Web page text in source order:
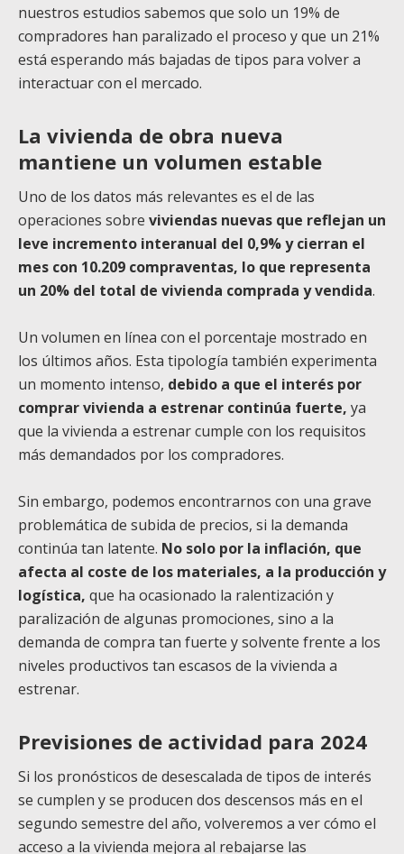
nuestros estudios sabemos que solo un 19% de
compradores han paralizado el proceso y que un 21%
está esperando más bajadas de tipos para volver a
interactuar con el mercado.
La vivienda de obra nueva
mantiene un volumen estable
Uno de los datos más relevantes es el de las
operaciones sobre viviendas nuevas que reflejan un
leve incremento interanual del 0,9% y cierran el
mes con 10.209 compraventas, lo que representa
un 20% del total de vivienda comprada y vendida.
Un volumen en línea con el porcentaje mostrado en
los últimos años. Esta tipología también experimenta
un momento intenso, debido a que el interés por
comprar vivienda a estrenar continúa fuerte, ya
que la vivienda a estrenar cumple con los requisitos
más demandados por los compradores.
Sin embargo, podemos encontrarnos con una grave
problemática de subida de precios, si la demanda
continúa tan latente. No solo por la inflación, que
afecta al coste de los materiales, a la producción y
logística, que ha ocasionado la ralentización y
paralización de algunas promociones, sino a la
demanda de compra tan fuerte y solvente frente a los
niveles productivos tan escasos de la vivienda a
estrenar.
Previsiones de actividad para 2024
Si los pronósticos de desescalada de tipos de interés
se cumplen y se producen dos descensos más en el
segundo semestre del año, volveremos a ver cómo el
acceso a la vivienda mejora al rebajarse las